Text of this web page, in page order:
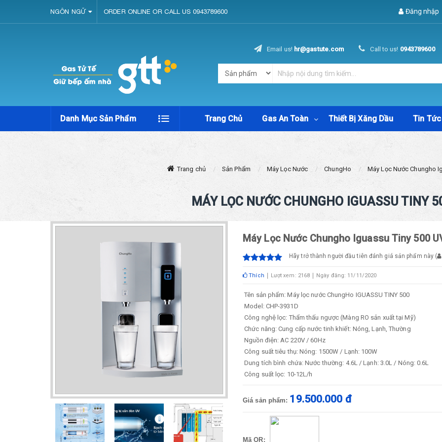
NGÔN NGỮ ORDER ONLINE OR CALL US 0943789600 Đăng nhập
Email us! hr@gastute.com Call to us! 0943789600
Danh Mục Sản Phẩm Trang Chủ Gas An Toàn Thiết Bị Xăng Dầu Tin Tức
Trang chủ Sản Phẩm Máy Lọc Nước ChungHo Máy Lọc Nước Chungho
MÁY LỌC NƯỚC CHUNGHO IGUASSU TINY
Máy Lọc Nước Chungho Iguassu Tiny 500
Hãy trở thành người đầu tiên đánh giá sản phẩm này (
Thích Lượt xem: 2168 Ngày đăng: 11/11/2020
Tên sản phẩm: Máy lọc nước ChungHo IGUASSU TINY 500
Model: CHP-3931D
Công nghệ lọc: Thẩm thấu ngược (Màng RO sản xuất tại Mỹ)
Chức năng: Cung cấp nước tinh khiết: Nóng, Lạnh, Thường
Nguồn điện: AC 220V / 60Hz
Công suất tiêu thụ: Nóng: 1500W / Lạnh: 100W
Dung tích bình chứa: Nước thường: 4.6L / Lạnh: 3.0L / Nóng: 0.6L
Công suất lọc: 10-12L/h
Giá sản phẩm: 19.500.000 đ
Mã QR: